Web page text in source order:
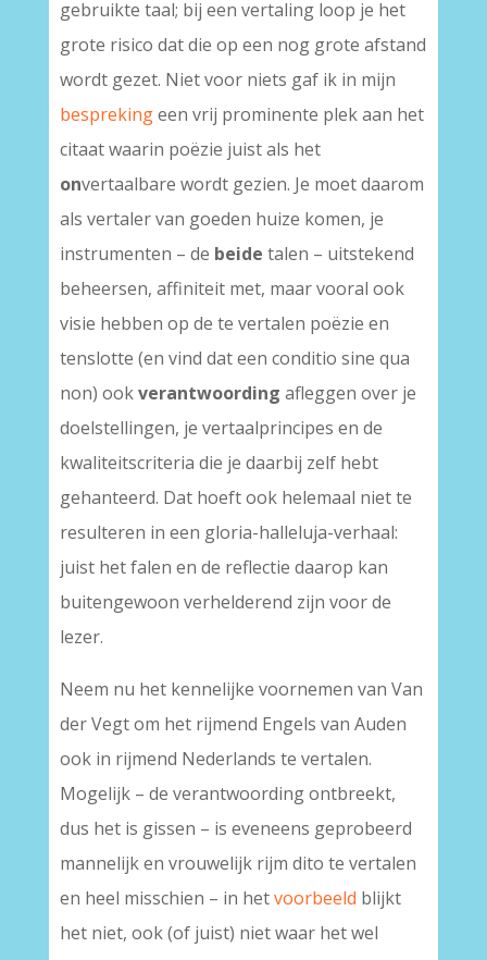
gebruikte taal; bij een vertaling loop je het
grote risico dat die op een nog grote afstand
wordt gezet. Niet voor niets gaf ik in mijn
besprekingeen vrij prominente plek aan het
citaat waarin poëzie juist als het
onvertaalbare wordt gezien. Je moet daarom
als vertaler van goeden huize komen, je
instrumenten – de beide talen – uitstekend
beheersen, affiniteit met, maar vooral ook
visie hebben op de te vertalen poëzie en
tenslotte (en vind dat een conditio sine qua
non) ookverantwoording afleggen over je
doelstellingen, je vertaalprincipes en de
kwaliteitscriteria die je daarbij zelf hebt
gehanteerd. Dat hoeft ook helemaal niet te
resulteren in een gloria-halleluja-verhaal:
juist het falen en de reflectie daarop kan
buitengewoon verhelderend zijn voor de
lezer.
Neem nu het kennelijke voornemen van Van
der Vegt om het rijmend Engels van Auden
ook in rijmend Nederlands te vertalen.
Mogelijk – de verantwoording ontbreekt,
dus het is gissen – is eveneens geprobeerd
mannelijk en vrouwelijk rijm dito te vertalen
en heel misschien – in hetvoorbeeld blijkt
het niet, ook (of juist) niet waar het wel